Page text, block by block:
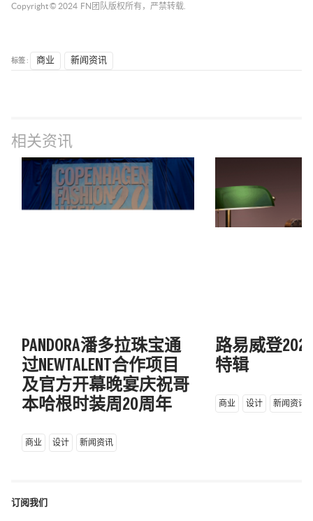
Copyright © 2024 FN团队 版权所有，严禁转载.
标签 : 商业 新闻资讯
相关资讯
PANDORA潘多拉珠宝通
过NEWTALENT合作项目
及官方开幕晚宴庆祝哥
本哈根时装周20周年
商业 设计 新闻资讯
路易威登
特辑
商业 设计 新闻资讯
订阅我们